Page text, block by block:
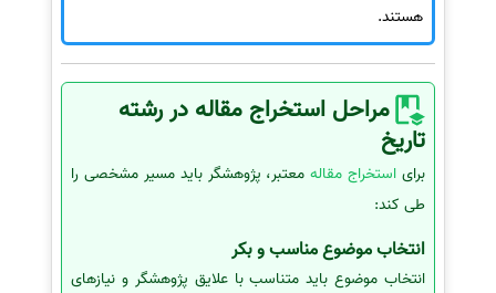
هستند.
مراحل استخراج مقاله در رشته
تاریخ
برای استخراج مقالهمعتبر، پژوهشگر باید مسیر مشخصی را
طی کند:
انتخاب موضوع مناسب و بکر
انتخاب موضوع باید متناسب با علایق پژوهشگر و نیازهای